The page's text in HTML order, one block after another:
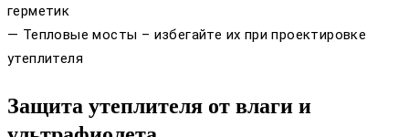
герметик
— Тепловые мосты – избегайте их при проектировке
утеплителя
Защита утеплителя от влаги и